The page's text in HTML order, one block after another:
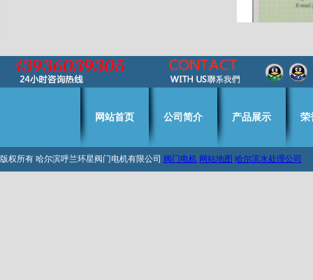
网站首页 公司简介 产品展示 荣
版权所有 哈尔滨呼兰环星阀门电机有限公司 阀门电机 网站地图 哈尔滨水处理公司